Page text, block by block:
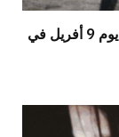
تنظيف الموقع الأثري بأوتيك، مبادرة مواطنة يوم 9 أفريل في